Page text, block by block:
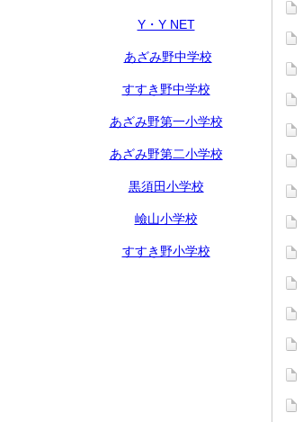
Y・Y NET
あざみ野中学校
すすき野中学校
あざみ野第一小学校
あざみ野第二小学校
黒須田小学校
嶮山小学校
すすき野小学校